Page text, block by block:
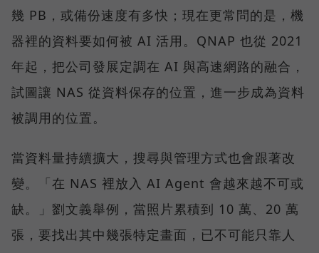
幾 PB，或備份速度有多快；現在更常問的是，機
器裡的資料要如何被 AI 活用。QNAP 也從 2021
年起，把公司發展定調在 AI 與高速網路的融合，
試圖讓 NAS 從資料保存的位置，進一步成為資料
被調用的位置。
當資料量持續擴大，搜尋與管理方式也會跟著改
變。「在 NAS 裡放入 AI Agent 會越來越不可或
缺。」劉文義舉例，當照片累積到 10 萬、20 萬
張，要找出其中幾張特定畫面，已不可能只靠人